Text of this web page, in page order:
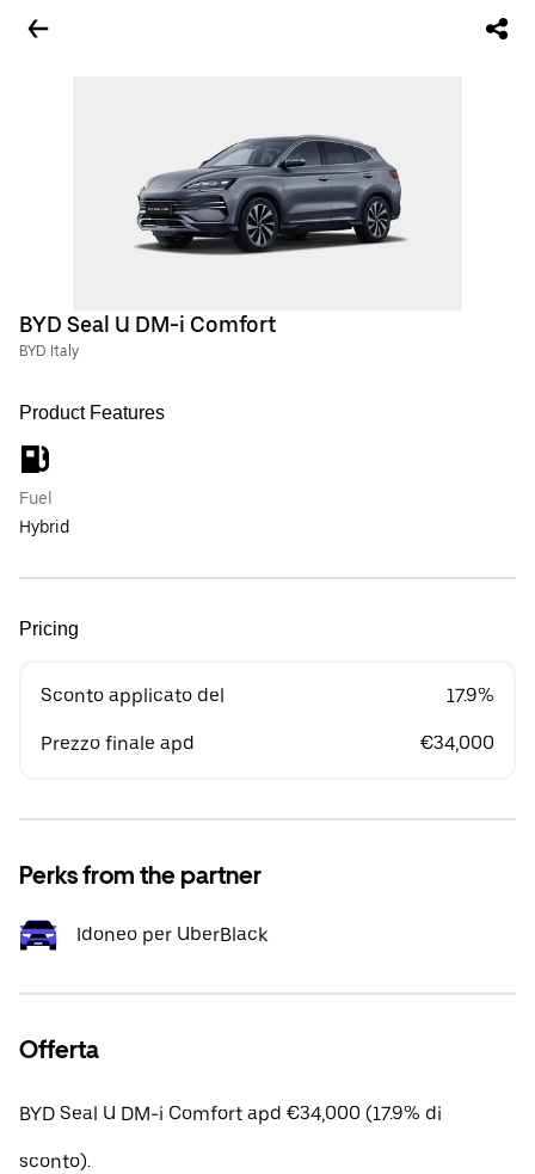
BYD Seal U DM-i Comfort
BYD Italy
Product Features
Fuel
Hybrid
Pricing
Sconto applicato del 17.9%
Prezzo finale apd €34,000
Perks from the partner
Idoneo per UberBlack
Offerta
BYD Seal U DM-i Comfort apd €34,000 (17.9% di
sconto).